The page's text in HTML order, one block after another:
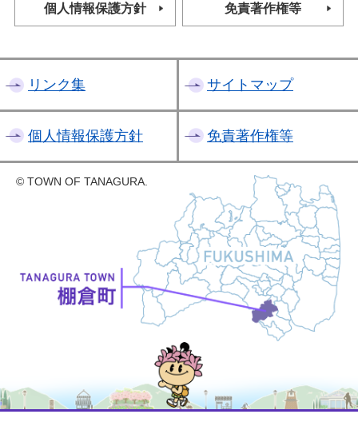
個人情報保護方針 免責著作権等
リンク集 サイトマップ
個人情報保護方針 免責著作権等
© TOWN OF TANAGURA.